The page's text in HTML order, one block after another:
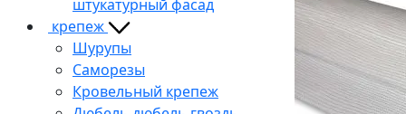
штукатурный фасад
крепеж
Шурупы
Саморезы
Кровельный крепеж